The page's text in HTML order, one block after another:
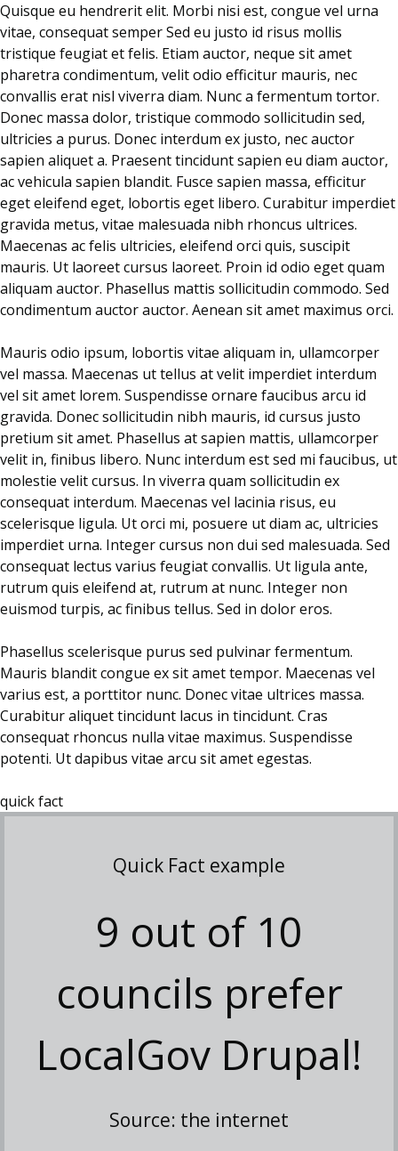
Quisque eu hendrerit elit. Morbi nisi est, congue vel urna
vitae, consequat semper Sed eu justo id risus mollis
tristique feugiat et felis. Etiam auctor, neque sit amet
pharetra condimentum, velit odio efficitur mauris, nec
convallis erat nisl viverra diam. Nunc a fermentum tortor.
Donec massa dolor, tristique commodo sollicitudin sed,
ultricies a purus. Donec interdum ex justo, nec auctor
sapien aliquet a. Praesent tincidunt sapien eu diam auctor,
ac vehicula sapien blandit. Fusce sapien massa, efficitur
eget eleifend eget, lobortis eget libero. Curabitur imperdiet
gravida metus, vitae malesuada nibh rhoncus ultrices.
Maecenas ac felis ultricies, eleifend orci quis, suscipit
mauris. Ut laoreet cursus laoreet. Proin id odio eget quam
aliquam auctor. Phasellus mattis sollicitudin commodo. Sed
condimentum auctor auctor. Aenean sit amet maximus orci.
Mauris odio ipsum, lobortis vitae aliquam in, ullamcorper
vel massa. Maecenas ut tellus at velit imperdiet interdum
vel sit amet lorem. Suspendisse ornare faucibus arcu id
gravida. Donec sollicitudin nibh mauris, id cursus justo
pretium sit amet. Phasellus at sapien mattis, ullamcorper
velit in, finibus libero. Nunc interdum est sed mi faucibus, ut
molestie velit cursus. In viverra quam sollicitudin ex
consequat interdum. Maecenas vel lacinia risus, eu
scelerisque ligula. Ut orci mi, posuere ut diam ac, ultricies
imperdiet urna. Integer cursus non dui sed malesuada. Sed
consequat lectus varius feugiat convallis. Ut ligula ante,
rutrum quis eleifend at, rutrum at nunc. Integer non
euismod turpis, ac finibus tellus. Sed in dolor eros.
Phasellus scelerisque purus sed pulvinar fermentum.
Mauris blandit congue ex sit amet tempor. Maecenas vel
varius est, a porttitor nunc. Donec vitae ultrices massa.
Curabitur aliquet tincidunt lacus in tincidunt. Cras
consequat rhoncus nulla vitae maximus. Suspendisse
potenti. Ut dapibus vitae arcu sit amet egestas.
quick fact
Quick Fact example
9 out of 10
councils prefer
LocalGov Drupal!
Source: the internet